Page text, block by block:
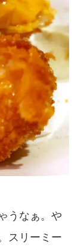
うなぁ。や
スリーミー